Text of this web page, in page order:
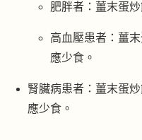
肥胖者：薑末蛋
高血壓患者：薑
應少食。
腎臟病患者：薑末蛋
應少食。